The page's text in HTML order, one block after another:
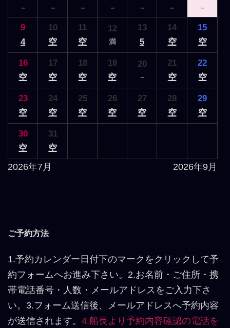
－ － － － － － －
9
4
10
空
11
空
12
満
13
5
14
空
15
空
16
空
17
空
18
空
19
空
20
－
21
空
22
空
23
空
24
空
25
空
26
空
27
空
28
空
29
空
30
空
31
空
2026年7月 2026年9月
ご予約方法
1.予約カレンダー日付下のマークをクリックして予
約フォームへお進み下さい。2.お名前・ご住所・携
帯電話番号・人数・メールアドレスをご入力下さ
い。3.フォーム送信後、メールアドレスへ予約内容
が送信されます。 4.船長より予約内容確認の電話を